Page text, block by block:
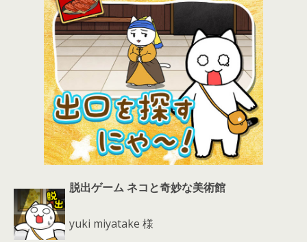
脱出ゲーム ネコと奇妙な美術館
yuki miyatake 様